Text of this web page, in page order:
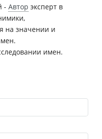
- Автор эксперт в
на значении и
имен.